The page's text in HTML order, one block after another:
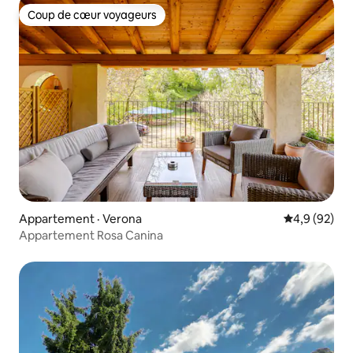
Coup de cœur voyageurs
Coup de cœur voyageurs
Appartement · Verona Note
4,9 (92)
Appartement Rosa Canina